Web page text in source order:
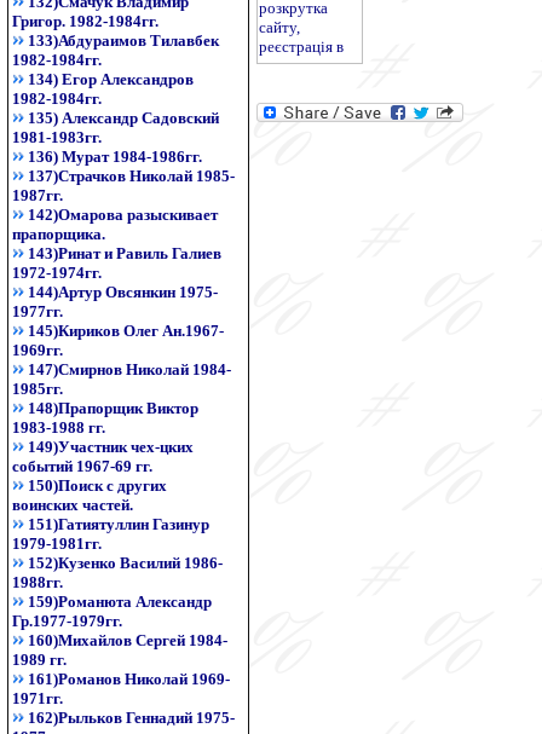
Григор. 1982-1984гг.
133)Абдураимов Тилавбек
1982-1984гг.
134) Егор Александров
1982-1984гг.
135) Александр Садовский
1981-1983гг.
136) Мурат 1984-1986гг.
137)Страчков Николай 1985-
1987гг.
142)Омарова разыскивает
прапорщика.
143)Ринат и Равиль Галиев
1972-1974гг.
144)Артур Овсянкин 1975-
1977гг.
145)Кириков Олег Ан.1967-
1969гг.
147)Смирнов Николай 1984-
1985гг.
148)Прапорщик Виктор
1983-1988 гг.
149)Участник чех-цких
событий 1967-69 гг.
150)Поиск с других
воинских частей.
151)Гатиятуллин Газинур
1979-1981гг.
152)Кузенко Василий 1986-
1988гг.
159)Романюта Александр
Гр.1977-1979гг.
160)Михайлов Сергей 1984-
1989 гг.
161)Романов Николай 1969-
1971гг.
162)Рыльков Геннадий 1975-